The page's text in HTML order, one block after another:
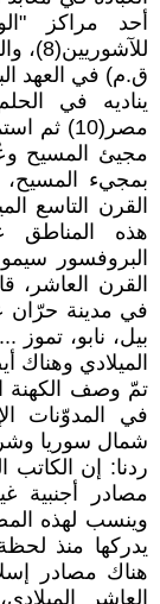
أحد مراكز
يناديه في
مصر(10)
مجيئ المسيح
بمجيء المسيح،
هذه المناطق
البروفسور
القرن العاشر،
في مدينة حرّان
بيل، نابو،
الميلادي
تمّ وصف الكهنة
في المدوّنات
شمال سوريا وشرق
ردنا: إن
مصادر أجنبية
وينسب لهذه
يدركها منذ
هناك مصادر
العاشر